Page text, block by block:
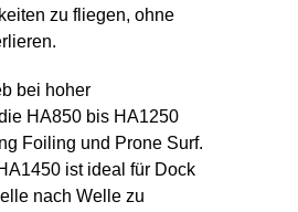
zu fliegen, ohne
bei hoher
HA850 bis HA1250
Foiling und Prone Surf.
ist ideal für Dock
nach Welle zu